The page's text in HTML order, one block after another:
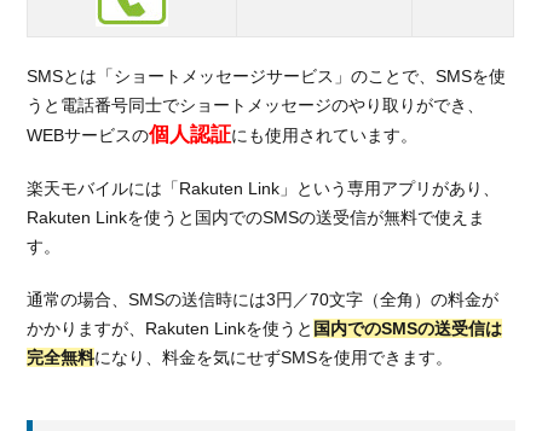
にな
2.2.
特徴
②メ
ージ
やグ
ャッ
トが
使え
SMSとは「ショートメッセージサービス」のことで、SMSを使
うと電話番号同士でショートメッセージのやり取りができ、
WEBサービスの個人認証にも使用されています。
楽天モバイルには「Rakuten Link」という専用アプリがあり、
Rakuten Linkを使うと国内でのSMSの送受信が無料で使えま
す。
通常の場合、SMSの送信時には3円／70文字（全角）の料金が
かかりますが、Rakuten Linkを使うと 国内でのSMSの送受信は
完全無料になり、料金を気にせずSMSを使用できます。